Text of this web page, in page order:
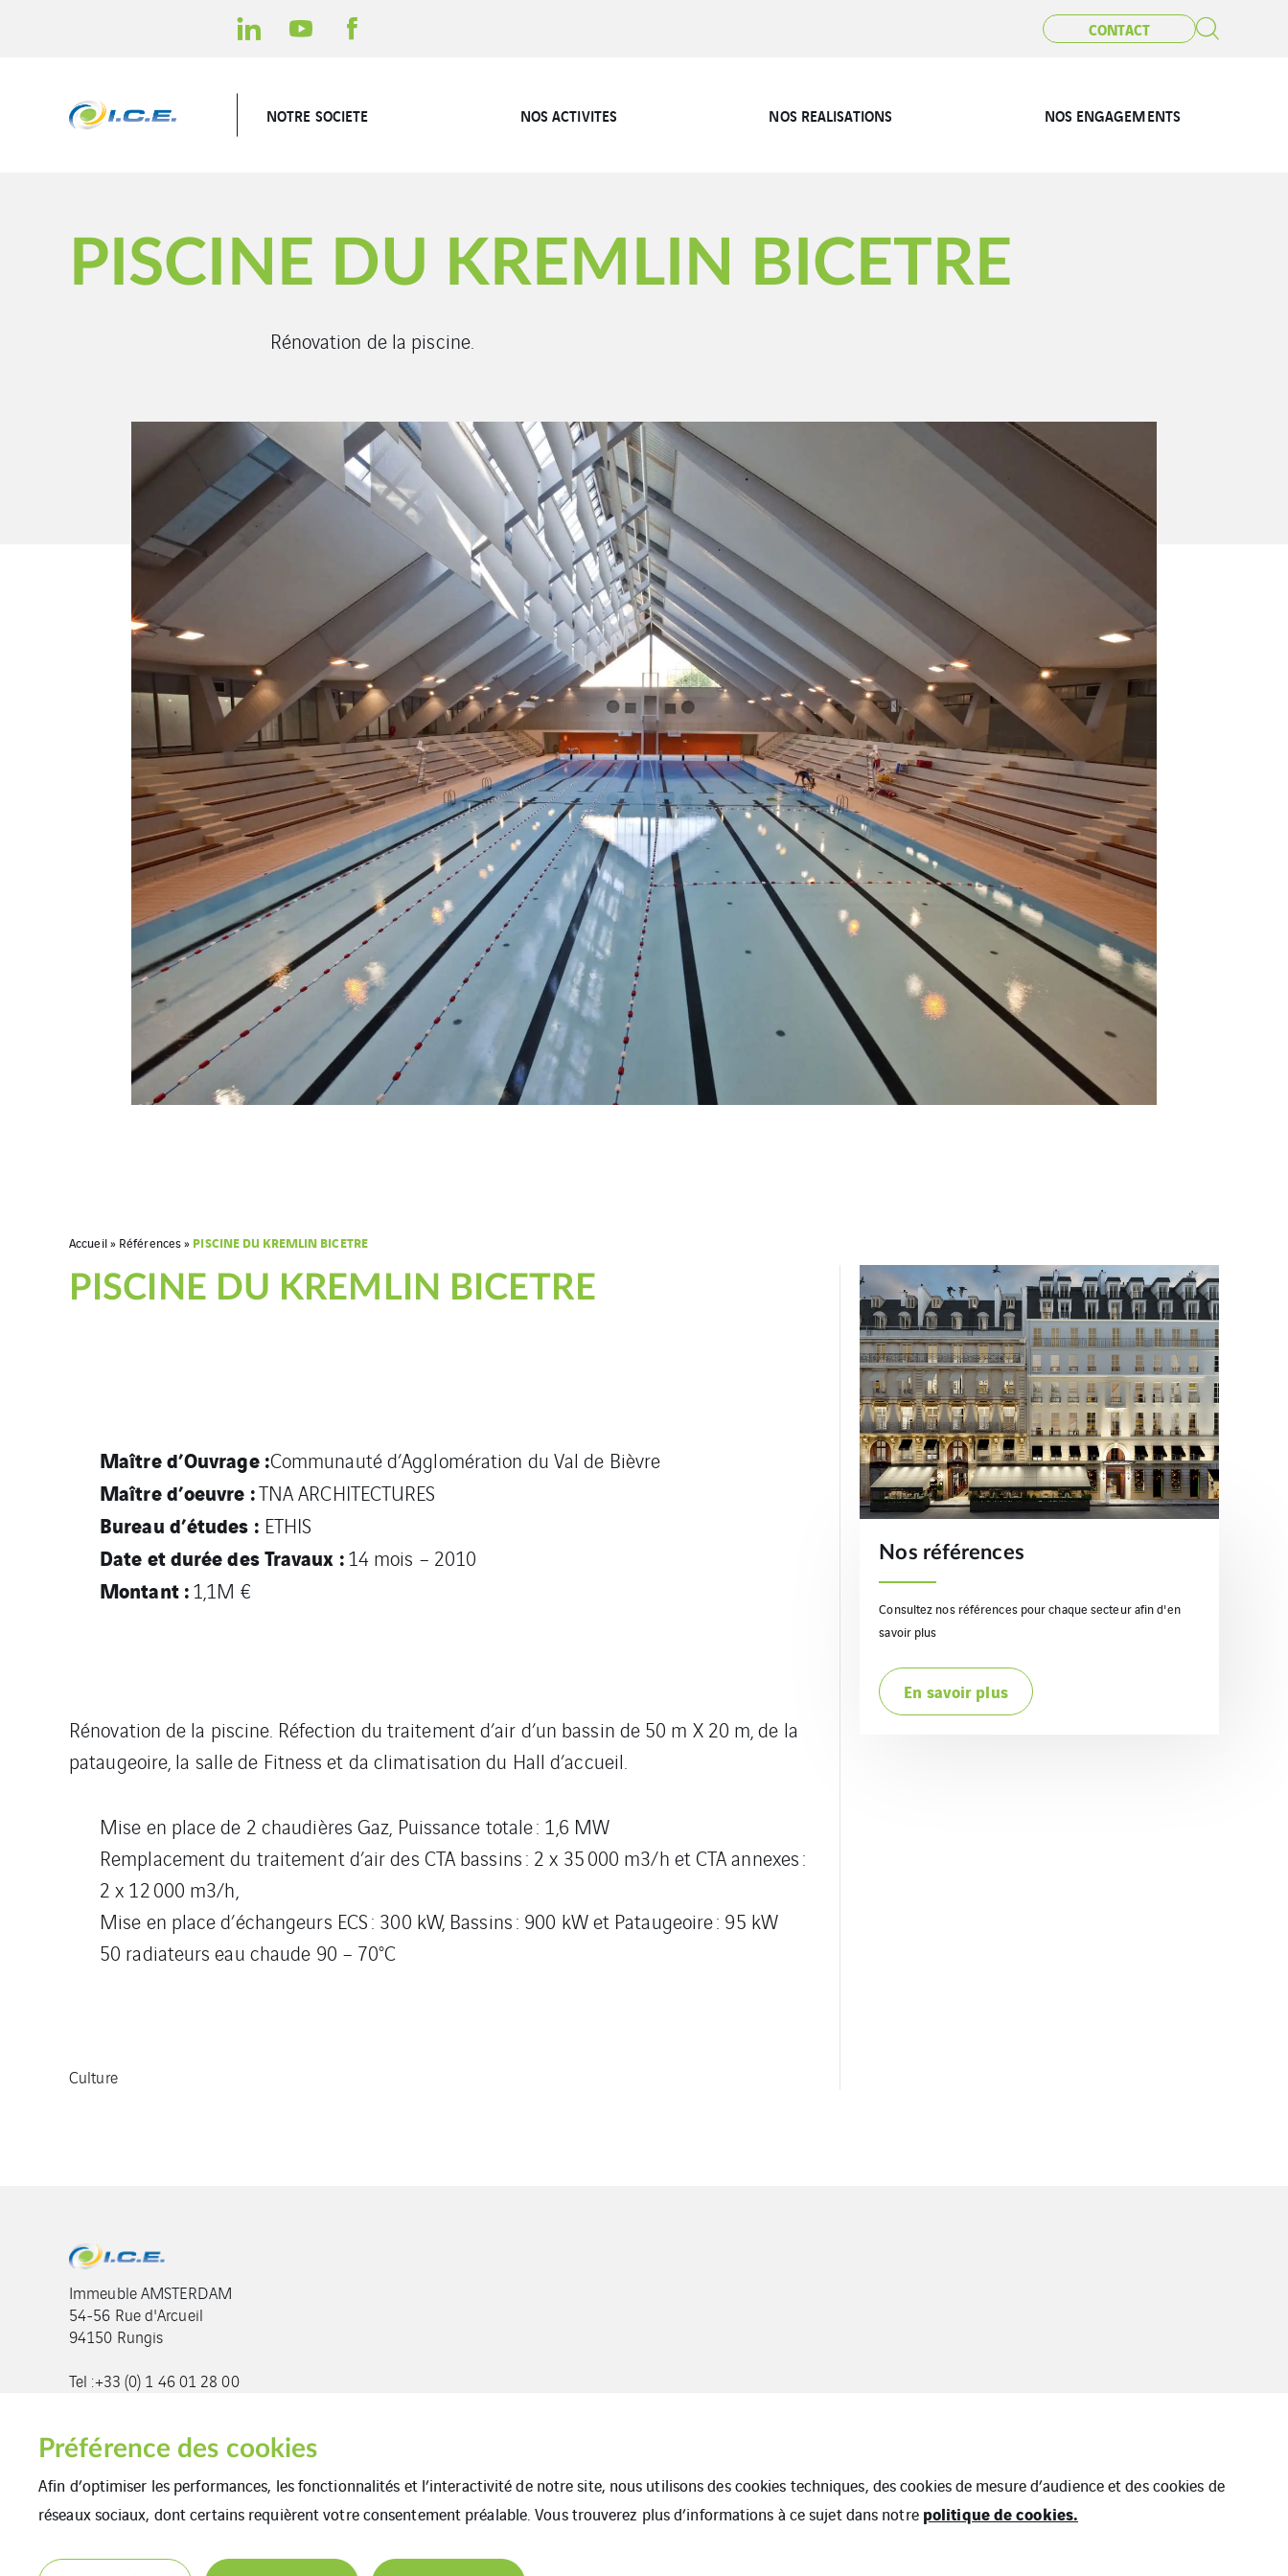
CONTACT
NOTRE SOCIETE NOS ACTIVITES NOS REALISATIONS NOS ENGAGEMENTS
PISCINE DU KREMLIN BICETRE
Rénovation de la piscine.
Accueil» Références» PISCINE DU KREMLIN BICETRE
PISCINE DU KREMLIN BICETRE
Maître d’Ouvrage :Communauté d’Agglomération du Val de Bièvre
Maître d’oeuvre :TNA ARCHITECTURES
Bureau d’études : ETHIS
Date et durée des Travaux :14 mois – 2010
Montant :1,1M €
Rénovation de la piscine. Réfection du traitement d’air d’un bassin de 50 m X 20 m, de la
pataugeoire, la salle de Fitness et da climatisation du Hall d’accueil.
Mise en place de 2 chaudières Gaz, Puissance totale : 1,6 MW
Remplacement du traitement d’air des CTA bassins : 2 x 35 000 m3/h et CTA annexes :
2 x 12 000 m3/h,
Mise en place d’échangeurs ECS : 300 kW, Bassins : 900 kW et Pataugeoire : 95 kW
50 radiateurs eau chaude 90 – 70°C
Culture
Nos références
Consultez nos références pour chaque secteur afin d'en
savoir plus
En savoir plus
Immeuble AMSTERDAM
54-56 Rue d'Arcueil
94150 Rungis
Tel :+33 (0) 1 46 01 28 00
info@ic-entreprises.com
Préférence des cookies
Afin d’optimiser les performances, les fonctionnalités et l’interactivité de notre site, nous utilisons des cookies techniques, des cookies de mesure d’audience et des cookies de
réseaux sociaux, dont certains requièrent votre consentement préalable. Vous trouverez plus d’informations à ce sujet dans notre politique de cookies.